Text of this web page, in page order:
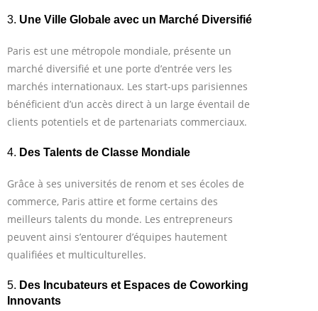
3. Une Ville Globale avec un Marché Diversifié
Paris est une métropole mondiale, présente un
marché diversifié et une porte d’entrée vers les
marchés internationaux. Les start-ups parisiennes
bénéficient d’un accès direct à un large éventail de
clients potentiels et de partenariats commerciaux.
4. Des Talents de Classe Mondiale
Grâce à ses universités de renom et ses écoles de
commerce, Paris attire et forme certains des
meilleurs talents du monde. Les entrepreneurs
peuvent ainsi s’entourer d’équipes hautement
qualifiées et multiculturelles.
5. Des Incubateurs et Espaces de Coworking
Innovants